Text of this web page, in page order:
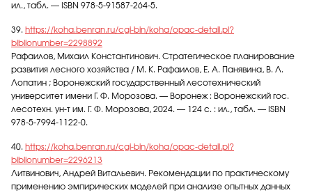
ил., табл. — ISBN 978-5-91587-264-5.
39. https://koha.benran.ru/cgi-bin/koha/opac-detail.pl?
biblionumber=2298892
Рафаилов, Михаил Константинович. Стратегическое планирование
развития лесного хозяйства / М. К. Рафаилов, Е. А. Панявина, В. Л.
Лопатин ; Воронежский государственный лесотехнический
университет имени Г. Ф. Морозова. — Воронеж : Воронежский гос.
лесотехн. ун-т им. Г. Ф. Морозова, 2024. — 124 с. : ил., табл. — ISBN
978-5-7994-1122-0.
40. https://koha.benran.ru/cgi-bin/koha/opac-detail.pl?
biblionumber=2296213
Литвинович, Андрей Витальевич. Рекомендации по практическому
применению эмпирических моделей при анализе опытных данных